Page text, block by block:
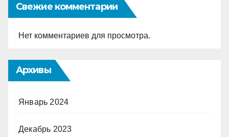
Свежие комментарии
Нет комментариев для просмотра.
Архивы
Январь 2024
Декабрь 2023